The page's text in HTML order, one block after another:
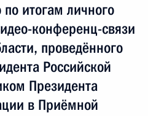
итогам личного
конференц-связи
проведённого
Российской
Президента
в Приёмной